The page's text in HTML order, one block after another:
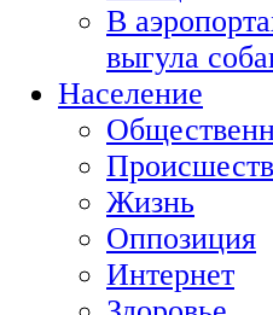
В
выгула
Население
Жизнь
Оппозиция
Интернет